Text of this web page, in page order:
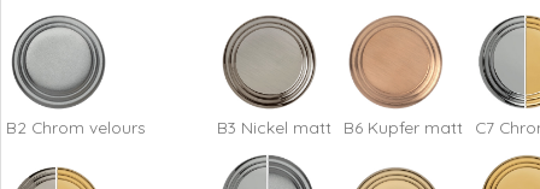
B2 Chrom velours B3 Nickel matt B6 Kupfer matt C7